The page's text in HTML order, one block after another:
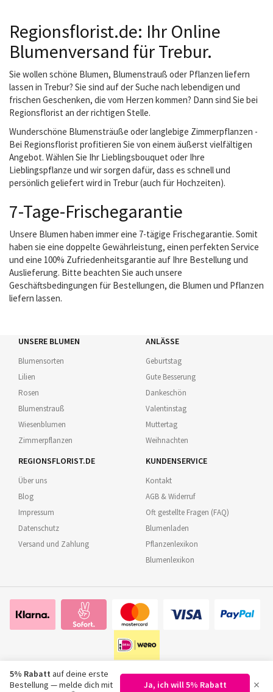
Regionsflorist.de: Ihr Online
Blumenversand für Trebur.
Sie wollen schöne Blumen, Blumenstrauß oder Pflanzen liefern
lassen in Trebur? Sie sind auf der Suche nach lebendigen und
frischen Geschenken, die vom Herzen kommen? Dann sind Sie bei
Regionsflorist an der richtigen Stelle.
Wunderschöne Blumensträuße oder langlebige Zimmerpflanzen -
Bei Regionsflorist profitieren Sie von einem äußerst vielfältigen
Angebot. Wählen Sie Ihr Lieblingsbouquet oder Ihre
Lieblingspflanze und wir sorgen dafür, dass es schnell und
persönlich geliefert wird in Trebur (auch für Hochzeiten).
7-Tage-Frischegarantie
Unsere Blumen haben immer eine 7-tägige Frischegarantie. Somit
haben sie eine doppelte Gewährleistung, einen perfekten Service
und eine 100% Zufriedenheitsgarantie auf Ihre Bestellung und
Auslieferung. Bitte beachten Sie auch unsere
Geschäftsbedingungen für Bestellungen, die Blumen und Pflanzen
liefern lassen.
UNSERE BLUMEN
Blumensorten
Lilien
Rosen
Blumenstrauß
Wiesenblumen
Zimmerpflanzen
ANLÄSSE
Geburtstag
Gute Besserung
Dankeschön
Valentinstag
Muttertag
Weihnachten
REGIONSFLORIST.DE
Über uns
Blog
Impressum
Datenschutz
Versand und Zahlung
KUNDENSERVICE
Kontakt
AGB & Widerruf
Oft gestellte Fragen (FAQ)
Blumenladen
Pflanzenlexikon
Blumenlexikon
5% Rabatt auf deine erste
Bestellung — melde dich mit
Ja, ich will 5% Rabatt ×